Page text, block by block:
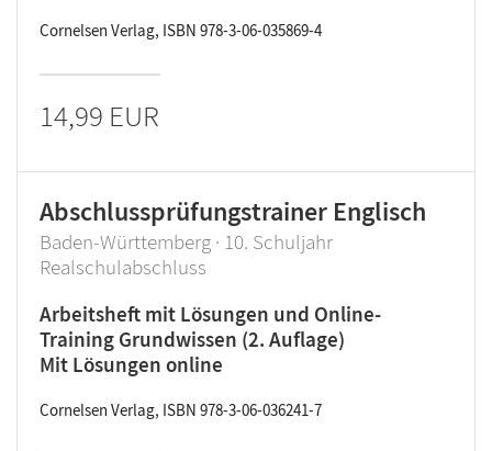
Cornelsen Verlag, ISBN 978-3-06-035869-4
14,99 EUR
Abschlussprüfungstrainer Englisch
Baden-Württemberg · 10. Schuljahr
Realschulabschluss
Arbeitsheft mit Lösungen und Online-
Training Grundwissen (2. Auflage)
Mit Lösungen online
Cornelsen Verlag, ISBN 978-3-06-036241-7